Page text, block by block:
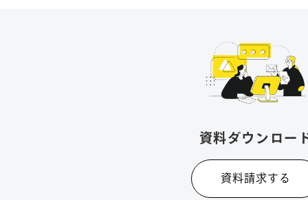
資料ダウンロー
資料請求する